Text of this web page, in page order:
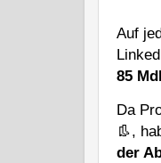
Auf
85
Da
👢,
der